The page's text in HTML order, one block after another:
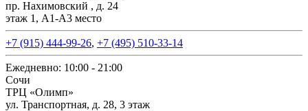
пр. Нахимовский , д. 24
этаж 1, А1-А3 место
+7 (915) 444-99-26, +7 (495) 510-33-14
Ежедневно: 10:00 - 21:00
Сочи
ТРЦ «Олимп»
ул. Транспортная, д. 28, 3 этаж